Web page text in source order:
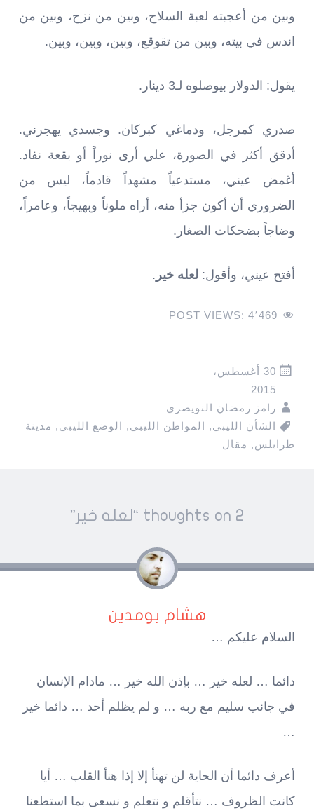
وبين من أعجبته لعبة السلاح، وبين من نزح، وبين من
اندس في بيته، وبين من تقوقع، وبين، وبين، وبين.
يقول: الدولار بيوصلوه لـ3 دينار.
صدري كمرجل، ودماغي كبركان. وجسدي يهجرني.
أدقق أكثر في الصورة، علي أرى نوراً أو بقعة نفاد.
أغمض عيني، مستدعياً مشهداً قادماً، ليس من
الضروري أن أكون جزأ منه، أراه ملوناً وبهيجاً، وعامراً،
وضاجاً بضحكات الصغار.
أفتح عيني، وأقول: لعله خير .
POST VIEWS: 4٬469
30 أغسطس،
2015
رامز رمضان النويصري
الشأن الليبي, المواطن الليبي, الوضع الليبي, مدينة
طرابلس, مقال
navigation
2 thoughts on “ لعله خير”
هشام بومدين
السلام عليكم …
دائما … لعله خير … بإذن الله خير … مادام الإنسان
في جانب سليم مع ربه … و لم يظلم أحد … دائما خير
…
أعرف دائما أن الحاية لن تهنأ إلا إذا هنأ القلب … أيا
كانت الظروف … نتأقلم و نتعلم و نسعى بما استطعنا